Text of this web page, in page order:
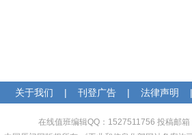
关于我们 | 刊登广告 | 法律声明 |
在线值班编辑QQ：1527511756 投稿邮